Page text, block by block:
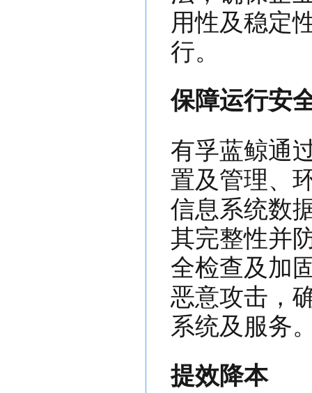
用性及稳定
行。
保障运行安
有孚蓝鲸通
置及管理、
信息系统数
其完整性并
全检查及加
恶意攻击，
系统及服务
提效降本